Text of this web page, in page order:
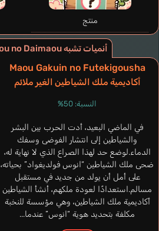
منتج
أنميات تشبه Shijou Saikyou no Daimaou
Maou Gakuin no Futekigousha
أكاديمية ملك الشياطين الغير ملائم
النسبة: 50%
في الماضي البعيد، أدت الحرب بين البشر
والشياطين إلى انتشار الفوضى وسفك
الدماء.لوضع حد لهذا الصراع الذي لا نهاية له،
ضحى ملك الشياطين “انوس فولديغواد” بحياته،
على أمل أن يولد من جديد في مستقبل
مسالم.استعدادًا لعودة ملكهم، أنشأ الشياطين
أكاديمية ملك الشياطين، وهي مؤسسة للنخبة
مكلفة بتحديد هوية “انوس” عندما...